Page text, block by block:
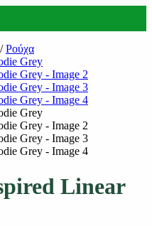
/ Ρούχα
Linear